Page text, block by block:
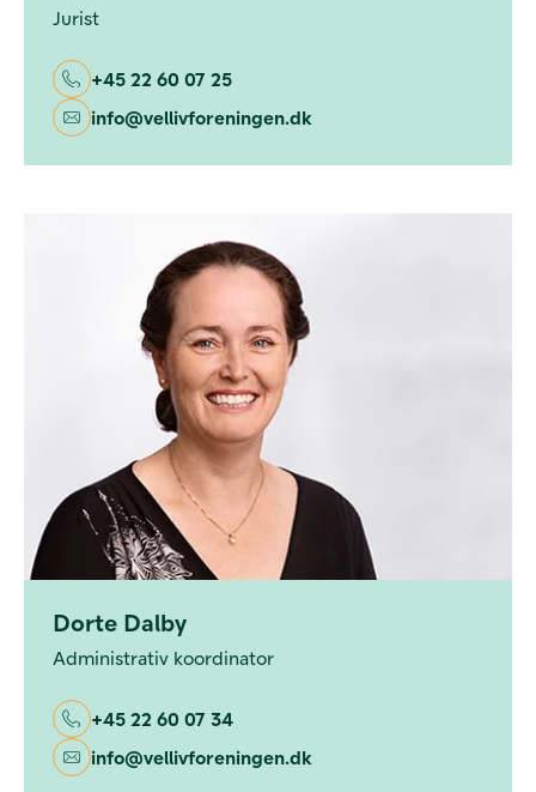
Jurist
+45 22 60 07 25
info@vellivforeningen.dk
Dorte Dalby
Administrativ koordinator
+45 22 60 07 34
info@vellivforeningen.dk